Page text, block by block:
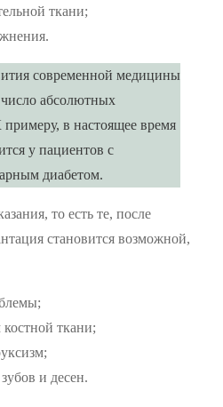
ткани;
современной медицины
число абсолютных
в настоящее время
у пациентов с
диабетом.
то есть те, после
становится возможной,
ткани;
и десен.